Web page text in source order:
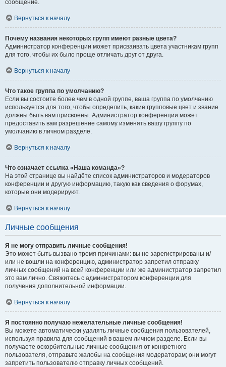
сообщение.
Вернуться к началу
Почему названия некоторых групп имеют разные цвета?
Администратор конференции может присваивать цвета участникам групп
для того, чтобы их было проще отличать друг от друга.
Вернуться к началу
Что такое группа по умолчанию?
Если вы состоите более чем в одной группе, ваша группа по умолчанию
используется для того, чтобы определить, какие групповые цвет и звание
должны быть вам присвоены. Администратор конференции может
предоставить вам разрешение самому изменять вашу группу по
умолчанию в личном разделе.
Вернуться к началу
Что означает ссылка «Наша команда»?
На этой странице вы найдёте список администраторов и модераторов
конференции и другую информацию, такую как сведения о форумах,
которые они модерируют.
Вернуться к началу
Личные сообщения
Я не могу отправить личные сообщения!
Это может быть вызвано тремя причинами: вы не зарегистрированы и/
или не вошли на конференцию, администратор запретил отправку
личных сообщений на всей конференции или же администратор запретил
это вам лично. Свяжитесь с администратором конференции для
получения дополнительной информации.
Вернуться к началу
Я постоянно получаю нежелательные личные сообщения!
Вы можете автоматически удалять личные сообщения пользователей,
используя правила для сообщений в вашем личном разделе. Если вы
получаете оскорбительные личные сообщения от конкретного
пользователя, отправьте жалобы на сообщения модераторам; они могут
запретить пользователю отправку личных сообщений.